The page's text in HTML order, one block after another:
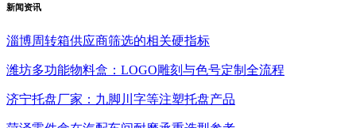
新闻资讯
淄博周转箱供应商筛选的相关硬指标
潍坊多功能物料盒：LOGO雕刻与色号定制全流程
济宁托盘厂家：九脚川字等注塑托盘产品